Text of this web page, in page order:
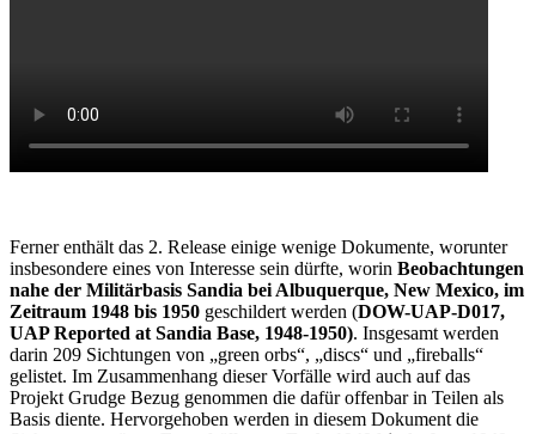
Ferner enthält das 2. Release einige wenige Dokumente, worunter
insbesondere eines von Interesse sein dürfte, worin Beobachtungen
nahe der Militärbasis Sandia bei Albuquerque, New Mexico, im
Zeitraum 1948 bis 1950 geschildert werden (DOW-UAP-D017,
UAP Reported at Sandia Base, 1948-1950). Insgesamt werden
darin 209 Sichtungen von „green orbs“, „discs“ und „fireballs“
gelistet. Im Zusammenhang dieser Vorfälle wird auch auf das
Projekt Grudge Bezug genommen die dafür offenbar in Teilen als
Basis diente. Hervorgehoben werden in diesem Dokument die